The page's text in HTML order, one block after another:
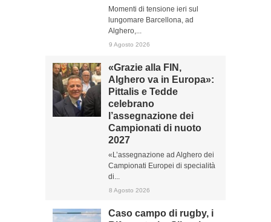
Momenti di tensione ieri sul
lungomare Barcellona, ad
Alghero,...
9 Agosto 2026
«Grazie alla FIN,
Alghero va in Europa»:
Pittalis e Tedde
celebrano
l’assegnazione dei
Campionati di nuoto
2027
«L’assegnazione ad Alghero dei
Campionati Europei di specialità
di...
8 Agosto 2026
Caso campo di rugby, i